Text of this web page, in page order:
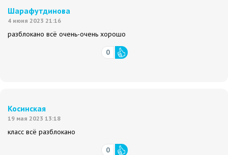
Шарафутдинова
4 июня 2023 21:16
разблокано всё очень-очень хорошо
0
Косинская
19 мая 2023 13:18
класс всё разблокано
0